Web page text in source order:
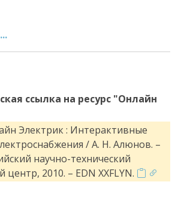
ссылка на ресурс "Онлайн
Электрик : Интерактивные
/ А. Н. Алюнов. –
научно-технический
2010. – EDN XXFLYN.